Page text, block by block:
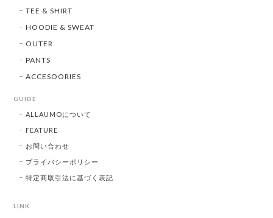
TEE & SHIRT
HOODIE & SWEAT
OUTER
PANTS
ACCESOORIES
GUIDE
ALLAUMOについて
FEATURE
お問い合わせ
プライバシーポリシー
特定商取引法に基づく表記
LINK